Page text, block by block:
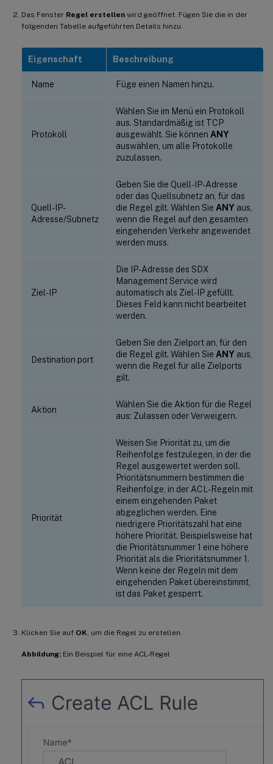
Das Fenster Regel erstellen wird geöffnet. Fügen Sie die in der
folgenden Tabelle aufgeführten Details hinzu.
Eigenschaft Beschreibung
Name Füge einen Namen hinzu.
Protokoll
Wählen Sie im Menü ein Protokoll
aus. Standardmäßig ist TCP
ausgewählt. Sie können ANY
auswählen, um alle Protokolle
zuzulassen.
Quell-IP-
Adresse/Subnetz
Geben Sie die Quell-IP-Adresse
oder das Quellsubnetz an, für das
die Regel gilt. Wählen Sie ANY aus,
wenn die Regel auf den gesamten
eingehenden Verkehr angewendet
werden muss.
Ziel-IP
Die IP-Adresse des SDX
Management Service wird
automatisch als Ziel-IP gefüllt.
Dieses Feld kann nicht bearbeitet
werden.
Destination port
Geben Sie den Zielport an, für den
die Regel gilt. Wählen Sie ANY aus,
wenn die Regel für alle Zielports
gilt.
Aktion
Wählen Sie die Aktion für die Regel
aus: Zulassen oder Verweigern.
Priorität
Weisen Sie Priorität zu, um die
Reihenfolge festzulegen, in der die
Regel ausgewertet werden soll.
Prioritätsnummern bestimmen die
Reihenfolge, in der ACL-Regeln mit
einem eingehenden Paket
abgeglichen werden. Eine
niedrigere Prioritätszahl hat eine
höhere Priorität. Beispielsweise hat
die Prioritätsnummer 1 eine höhere
Priorität als die Prioritätsnummer 1.
Wenn keine der Regeln mit dem
eingehenden Paket übereinstimmt,
ist das Paket gesperrt.
Klicken Sie auf OK, um die Regel zu erstellen.
Abbildung: Ein Beispiel für eine ACL-Regel